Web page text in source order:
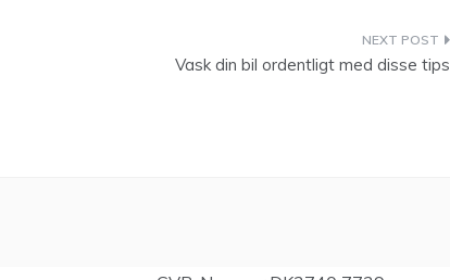
Vask din bil ordentligt med disse tips